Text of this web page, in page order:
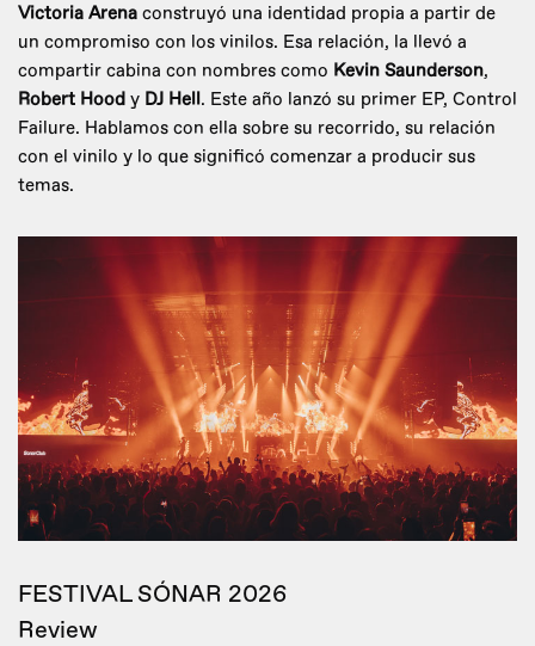
Victoria Arena construyó una identidad propia a partir de
un compromiso con los vinilos. Esa relación, la llevó a
compartir cabina con nombres como Kevin Saunderson,
Robert Hood y DJ Hell. Este año lanzó su primer EP, Control
Failure. Hablamos con ella sobre su recorrido, su relación
con el vinilo y lo que significó comenzar a producir sus
temas.
FESTIVAL SÓNAR 2026
Review